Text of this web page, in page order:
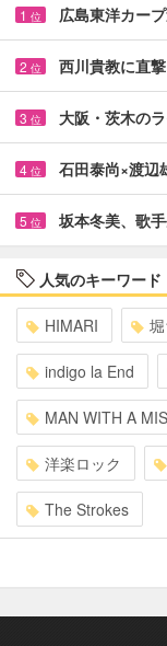
1 位 広島東洋カー
2 位 西川貴教に直
3 位 大阪・茨木の
4 位 石田泰尚×渡
5 位 坂本冬美、歌
人気のキーワード
HIMARI
indigo la End
MAN WITH A
洋楽ロック
The Strokes